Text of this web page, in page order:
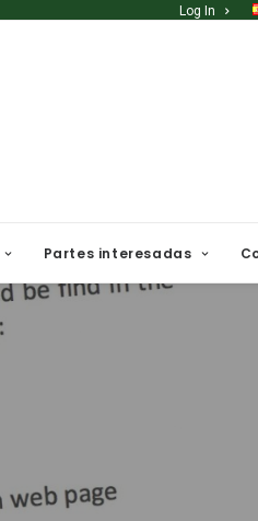
Log In
Partes interesadas